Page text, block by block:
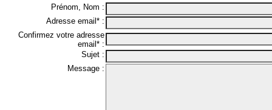
Prénom, Nom :
Adresse email* :
Confirmez votre adresse
email* :
Sujet :
Message :